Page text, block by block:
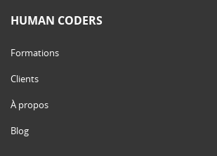
HUMAN CODERS
Formations
Clients
À propos
Blog